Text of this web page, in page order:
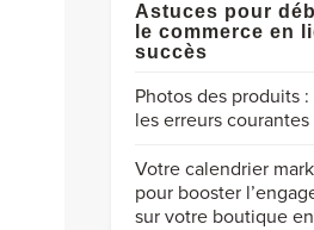
Astuces pour
le commerce en
succès
Photos des produits
les erreurs courantes
Votre calendrier
pour booster
sur votre boutique